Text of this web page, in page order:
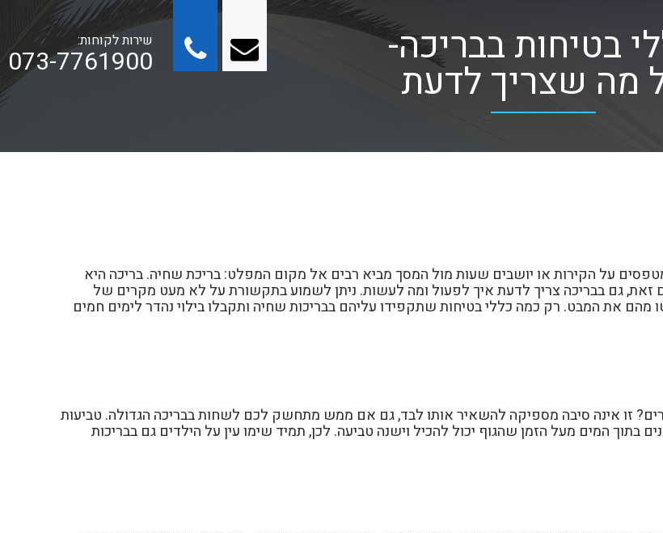
שירות לקוחות:
073-7761900 בטיחות בבריכה-
מה שצריך לדעת
מטפסים על הקירות או יושבים שעות מול המסך מביא רבים אל מקום המפלט: בריכת שחיה. בריכה היא
עם זאת, גם בבריכה צריך לדעת איך לפעול ומה לעשות. ניתן לשמוע בתקשורת על לא מעט מקרים של
מהם את המבט. רק כמה כללי בטיחות שתקפידו עליהם בבריכות שחיה ותקבלו בילוי נהדר לימים חמים
זו אינה סיבה מספיקה להשאיר אותו לבד, גם אם ממש מתחשק לכם לשחות בבריכה הגדולה. טביעות
בתוך המים מעל הזמן שהגוף יכול להכיל וישנה טביעה. לכן, תמיד שימו עין על הילדים גם בבריכות